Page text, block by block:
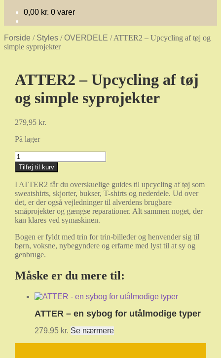
0,00 kr. 0 varer
Forside / Styles /OVERDELE /ATTER2 – Upcycling af tøj og
simple syprojekter
ATTER2 – Upcycling af tøj
og simple syprojekter
279,95 kr.
På lager
ATTER2
-
Upcycling
af
tøj
og
simple
syprojekter
Tilføj til kurv
I ATTER2 får du overskuelige guides til upcycling af tøj som
sweatshirts, skjorter, bukser, T-shirts og nederdele. Ud over
det, er der også vejledninger til alverdens brugbare
småprojekter og gængse reparationer. Alt sammen noget, der
kan klares ved symaskinen.
Bogen er fyldt med trin for trin-billeder og henvender sig til
børn, voksne, nybegyndere og erfarne med lyst til at sy og
genbruge.
Måske er du mere til:
ATTER – en sybog for utålmodige typer
279,95 kr. Se nærmere